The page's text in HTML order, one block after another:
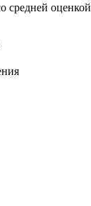
средней оценкой